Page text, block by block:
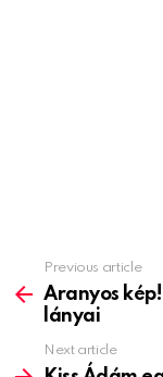
more
Previous article
Aranyos
lányai
Next article